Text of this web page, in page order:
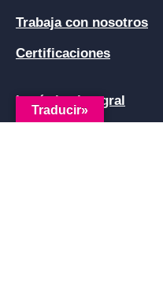
Trabaja con nosotros
Certificaciones
Logística Integral
Traducir»